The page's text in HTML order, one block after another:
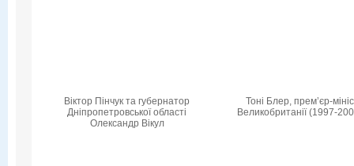
Віктор Пінчук та губернатор
Дніпропетровської області
Олександр Вікул
Тоні Блер, прем’єр-
Великобританії (1997-